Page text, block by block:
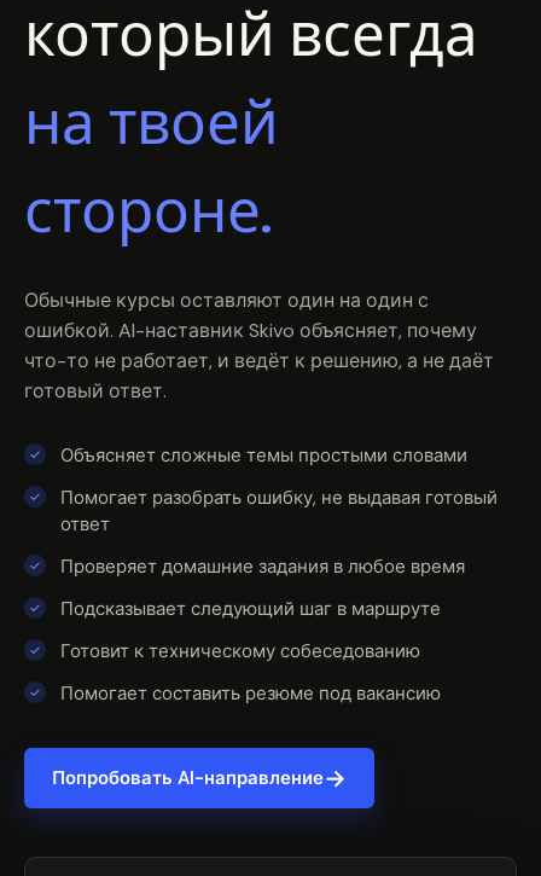
который всегда
на твоей
стороне.
Обычные курсы оставляют один на один с
ошибкой. AI-наставник Skivo объясняет, почему
что-то не работает, и ведёт к решению, а не даёт
готовый ответ.
Объясняет сложные темы простыми словами
Помогает разобрать ошибку, не выдавая готовый
ответ
Проверяет домашние задания в любое время
Подсказывает следующий шаг в маршруте
Готовит к техническому собеседованию
Помогает составить резюме под вакансию
Попробовать AI-направление→